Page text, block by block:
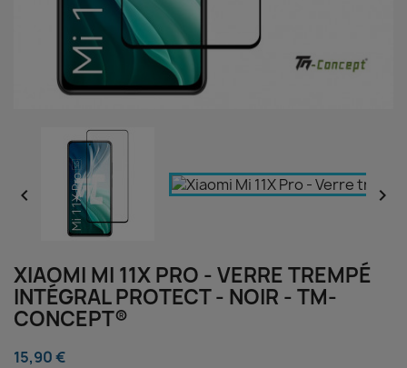
 
XIAOMI MI 11X PRO - VERRE TREMPÉ
INTÉGRAL PROTECT - NOIR - TM-
CONCEPT®
15,90 €